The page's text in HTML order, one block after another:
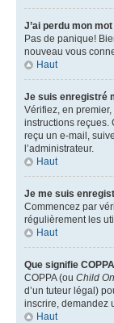
J’ai perdu mon
Pas de panique!
nouveau vous
Haut
Je suis enregistré
Vérifiez, en
instructions reçues.
reçu un e-mail,
l’administrateur.
Haut
Je me suis
Commencez par
régulièrement les
Haut
Que signifie
COPPA (ou Child
d’un tuteur légal)
inscrire, demandez
Haut